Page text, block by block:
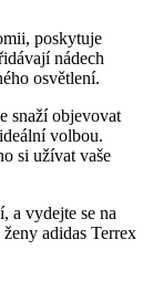
poskytuje
nádech
osvětlení.
snaží objevovat
volbou.
si užívat vaše
a vydejte se na
adidas Terrex